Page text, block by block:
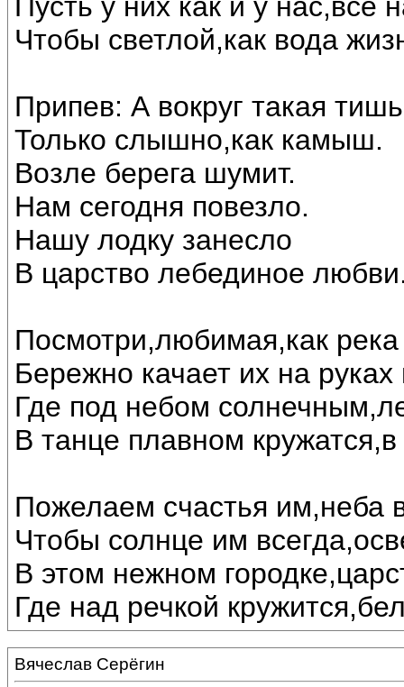
Пусть у них как и у нас,все
Чтобы светлой,как вода
Припев: А вокруг такая
Только слышно,как камыш.
Возле берега шумит.
Нам сегодня повезло.
Нашу лодку занесло
В царство лебединое
Посмотри,любимая,как река
Бережно качает их на
Где под небом
В танце плавном
Пожелаем счастья им,неба
Чтобы солнце им
В этом нежном
Где над речкой
Вячеслав Серёгин